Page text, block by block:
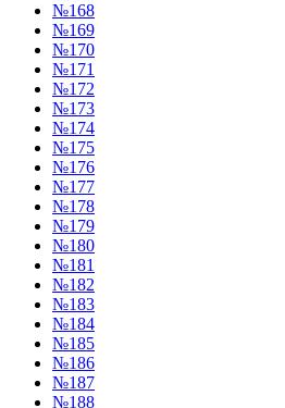
№168
№169
№170
№171
№172
№173
№174
№175
№176
№177
№178
№179
№180
№181
№182
№183
№184
№185
№186
№187
№188